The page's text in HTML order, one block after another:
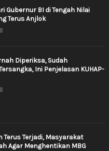
Gubernur BI di Tengah Nilai
Terus Anjlok
0
Diperiksa, Sudah
Ini Penjelasan KUHAP-
0
Terus Terjadi, Masyarakat
Agar Menghentikan MBG